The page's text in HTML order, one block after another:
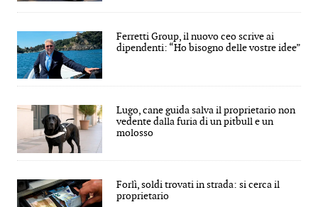
Ferretti Group, il nuovo ceo scrive ai
dipendenti: “Ho bisogno delle vostre idee”
Lugo, cane guida salva il proprietario non
vedente dalla furia di un pitbull e un
molosso
Forlì, soldi trovati in strada: si cerca il
proprietario